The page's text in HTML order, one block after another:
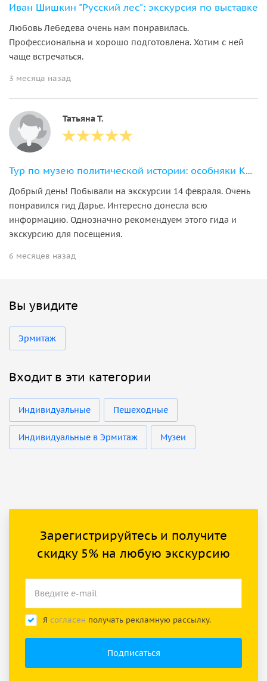
Иван Шишкин "Русский лес": экскурсия по выставке
Любовь Лебедева очень нам понравилась.
Профессиональна и хорошо подготовлена. Хотим с ней
чаще встречаться.
3 месяца назад
Татьяна Т.
Тур по музею политической истории: особняки Кшесинской и Бранта
Добрый день! Побывали на экскурсии 14 февраля. Очень
понравился гид Дарье. Интересно донесла всю
информацию. Однозначно рекомендуем этого гида и
экскурсию для посещения.
6 месяцев назад
Вы увидите
Эрмитаж
Входит в эти категории
Индивидуальные Пешеходные
Индивидуальные в Эрмитаж Музеи
Зарегистрируйтесь и получите
скидку 5% на любую экскурсию
Я согласен получать рекламную рассылку.